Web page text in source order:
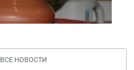
ВСЕ НОВОСТИ